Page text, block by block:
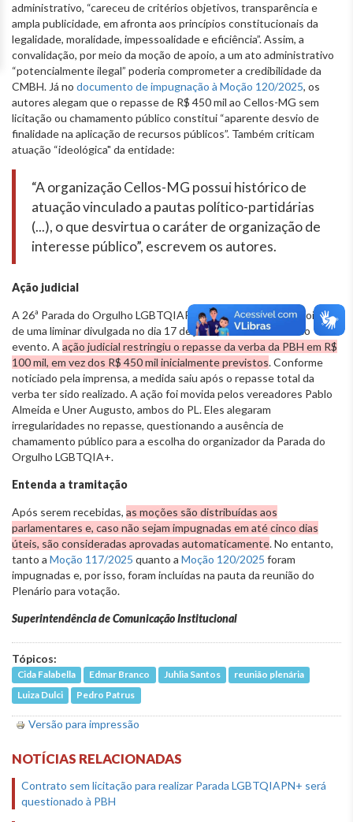
administrativo, “careceu de critérios objetivos, transparência e
ampla publicidade, em afronta aos princípios constitucionais da
legalidade, moralidade, impessoalidade e eficiência”. Assim, a
convalidação, por meio da moção de apoio, a um ato administrativo
“potencialmente ilegal” poderia comprometer a credibilidade da
CMBH. Já no documento de impugnação à Moção 120/2025, os
autores alegam que o repasse de R$ 450 mil ao Cellos-MG sem
licitação ou chamamento público constitui “aparente desvio de
finalidade na aplicação de recursos públicos”. Também criticam
atuação “ideológica" da entidade:
“A organização Cellos-MG possui histórico de
atuação vinculado a pautas político-partidárias
(...), o que desvirtua o caráter de organização de
interesse público”, escrevem os autores.
Ação judicial
A 26ª Parada do Orgulho LGBTQIAPN+ de Belo Horizonte foi alvo
de uma liminar divulgada no dia 17 de julho, dois dias antes do
evento. A ação judicial restringiu o repasse da verba da PBH em R$
100 mil, em vez dos R$ 450 mil inicialmente previstos. Conforme
noticiado pela imprensa, a medida saiu após o repasse total da
verba ter sido realizado. A ação foi movida pelos vereadores Pablo
Almeida e Uner Augusto, ambos do PL. Eles alegaram
irregularidades no repasse, questionando a ausência de
chamamento público para a escolha do organizador da Parada do
Orgulho LGBTQIA+.
Entenda a tramitação
Após serem recebidas, as moções são distribuídas aos
parlamentares e, caso não sejam impugnadas em até cinco dias
úteis, são consideradas aprovadas automaticamente. No entanto,
tanto a Moção 117/2025 quanto a Moção 120/2025 foram
impugnadas e, por isso, foram incluídas na pauta da reunião do
Plenário para votação.
Superintendência de Comunicação Institucional
Tópicos:
Cida Falabella Edmar Branco Juhlia Santos
reunião plenária
Luiza Dulci
Pedro Patrus
Versão para impressão
NOTÍCIAS RELACIONADAS
Contrato sem licitação para realizar Parada LGBTQIAPN+ será
questionado à PBH